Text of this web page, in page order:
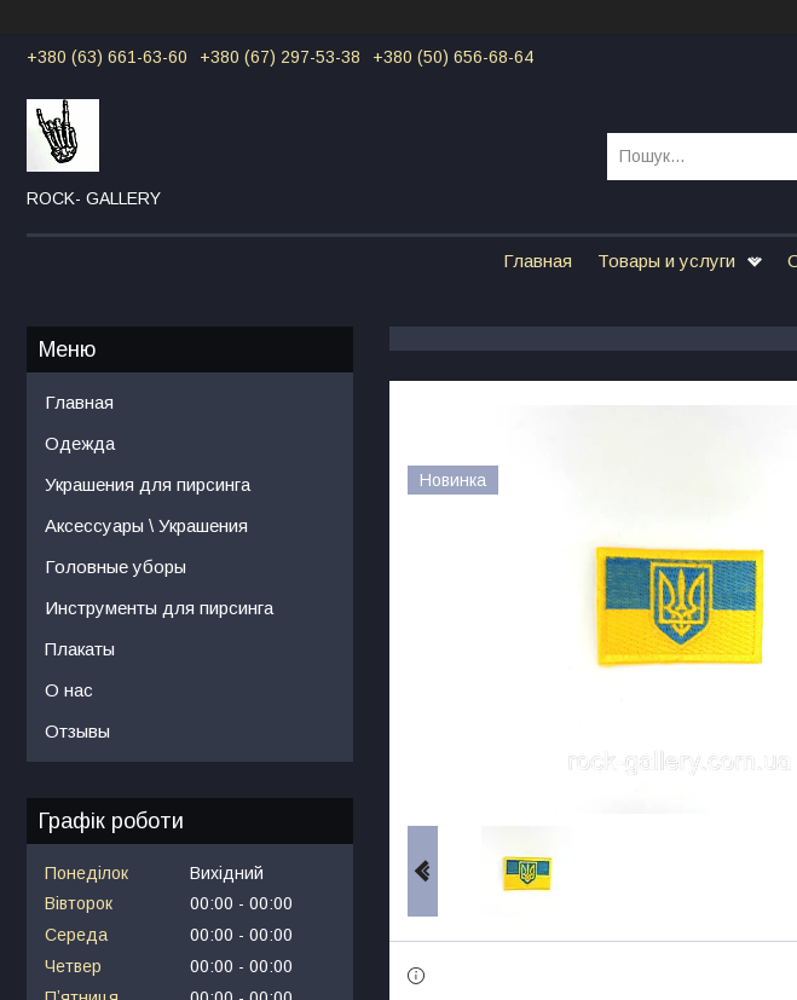
+380 (63) 661-63-60 +380 (67) 297-53-38 +380 (50) 656-68-64
ROCK- GALLERY
Главная Товары и услуги
Новинка
Главная
Одежда
Украшения для пирсинга
Аксессуары \ Украшения
Головные уборы
Инструменты для пирсинга
Плакаты
О нас
Отзывы
Графік роботи
Понеділок
Вихідний
Вівторок
00:00
00:00
Середа
00:00
00:00
Четвер
00:00
00:00